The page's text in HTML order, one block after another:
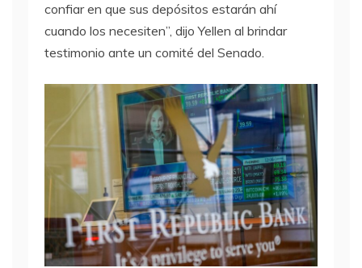
confiar en que sus depósitos estarán ahí
cuando los necesiten”, dijo Yellen al brindar
testimonio ante un comité del Senado.